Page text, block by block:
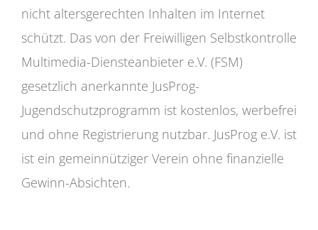
nicht altersgerechten Inhalten im Internet
schützt. Das von der Freiwilligen Selbstkontrolle
Multimedia-Diensteanbieter e.V. (FSM)
gesetzlich anerkannte JusProg-
Jugendschutzprogramm ist kostenlos, werbefrei
und ohne Registrierung nutzbar. JusProg e.V. ist
ist ein gemeinnütziger Verein ohne finanzielle
Gewinn-Absichten.